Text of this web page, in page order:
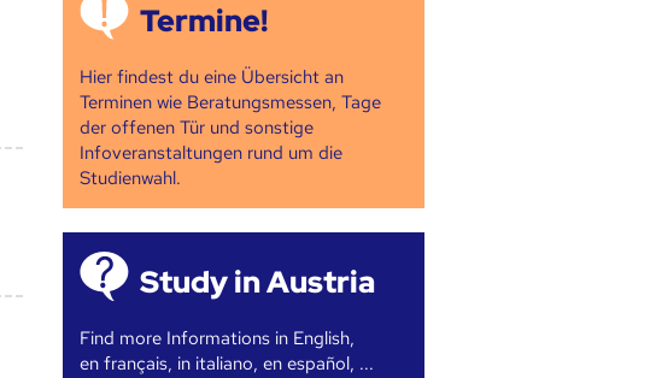
Termine!
Hier findest du eine Übersicht an
Terminen wie Beratungsmessen, Tage
der offenen Tür und sonstige
Infoveranstaltungen rund um die
Studienwahl.
Study in Austria
Find more Informations in English,
en français, in italiano, en español, ...